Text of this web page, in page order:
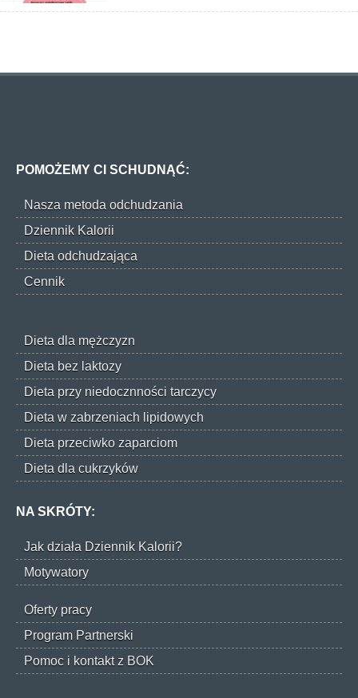
POMOŻEMY CI SCHUDNĄĆ:
Nasza metoda odchudzania
Dziennik Kalorii
Dieta odchudzająca
Cennik
Dieta dla mężczyzn
Dieta bez laktozy
Dieta przy niedocznności tarczycy
Dieta w zabrzeniach lipidowych
Dieta przeciwko zaparciom
Dieta dla cukrzyków
NA SKRÓTY:
Jak działa Dziennik Kalorii?
Motywatory
Oferty pracy
Program Partnerski
Pomoc i kontakt z BOK